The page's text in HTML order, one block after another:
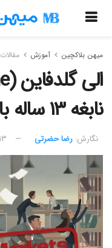
میهن بلاکچین آموزش
نابغه ۱۳ ساله بازارهای پیش‌بینی
نگارش:‌ رضا حضرتی ۱۳ تیر ۱۴۰۵ - ۱۶:۰۰